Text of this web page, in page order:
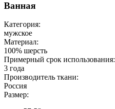
Ванная
Категория:
мужское
Материал:
100% шерсть
Примерный срок использования:
3 года
Производитель ткани:
Россия
Размер: